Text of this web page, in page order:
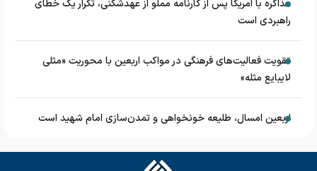
مذاکره با آمریکا پس از کارنامه مملو از عهدشکنی، تکرار یک خطای
راهبردی است
تقویت فعالیت‌های فرهنگی در مواکب اربعین با محوریت «مثلی
لایبایع مثله»
اربعین امسال، طلیعه خونخواهی و تمدن‌سازی امام شهید است